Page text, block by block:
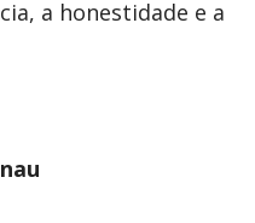
a honestidade e a